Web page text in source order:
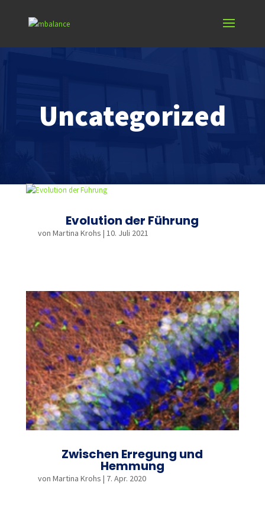
Uncategorized
Evolution der Führung
von Martina Krohs | 10. Juli 2021
Zwischen Erregung und
Hemmung
von Martina Krohs | 7. Apr. 2020